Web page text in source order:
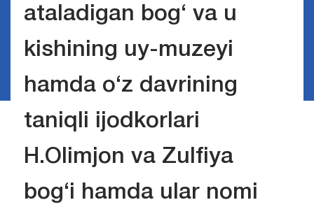
ataladigan bog‘ va u
kishining uy-muzeyi
hamda o‘z davrining
taniqli ijodkorlari
H.Olimjon va Zulfiya
bog‘i hamda ular nomi